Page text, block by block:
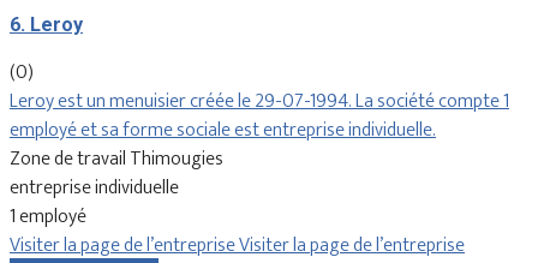
6. Leroy
(0)
Leroy est un menuisier créée le 29-07-1994. La société compte 1
employé et sa forme sociale est entreprise individuelle.
Zone de travail Thimougies
entreprise individuelle
1 employé
Visiter la page de l’entrepriseVisiter la page de l’entreprise